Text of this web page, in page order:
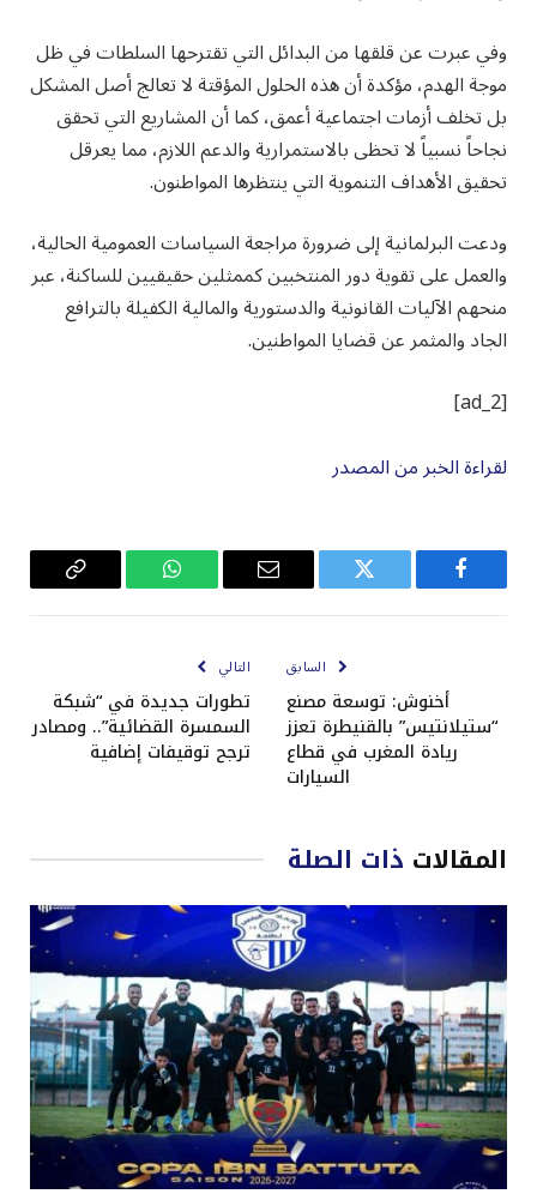
وفي عبرت عن قلقها من البدائل التي تقترحها السلطات في ظل
موجة الهدم، مؤكدة أن هذه الحلول المؤقتة لا تعالج أصل المشكل
بل تخلف أزمات اجتماعية أعمق، كما أن المشاريع التي تحقق
نجاحاً نسبياً لا تحظى بالاستمرارية والدعم اللازم، مما يعرقل
تحقيق الأهداف التنموية التي ينتظرها المواطنون.
ودعت البرلمانية إلى ضرورة مراجعة السياسات العمومية الحالية،
والعمل على تقوية دور المنتخبين كممثلين حقيقيين للساكنة، عبر
منحهم الآليات القانونية والدستورية والمالية الكفيلة بالترافع
الجاد والمثمر عن قضايا المواطنين.
[ad_2]
لقراءة الخبر من المصدر
فيسبوك تويتر
البريد
واتساب
Copy
السابق
أخنوش: توسعة مصنع
“ستيلانتيس” بالقنيطرة تعزز
ريادة المغرب في قطاع
السيارات
التالي
تطورات جديدة في “شبكة
السمسرة القضائية”.. ومصادر
ترجح توقيفات إضافية
المقالات ذات الصلة